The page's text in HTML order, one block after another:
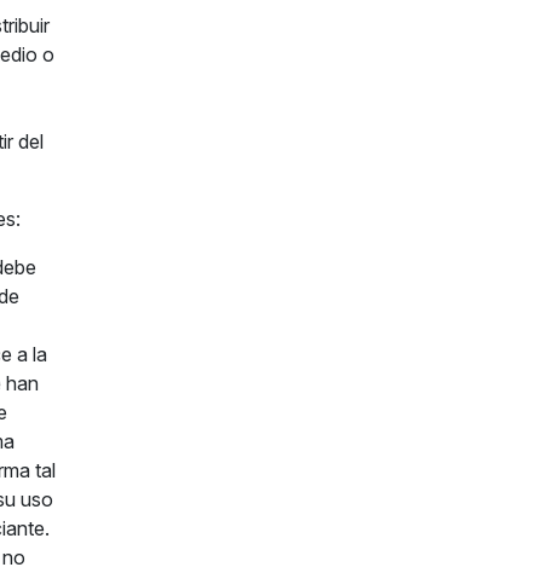
o
del
a la
han
tal
uso